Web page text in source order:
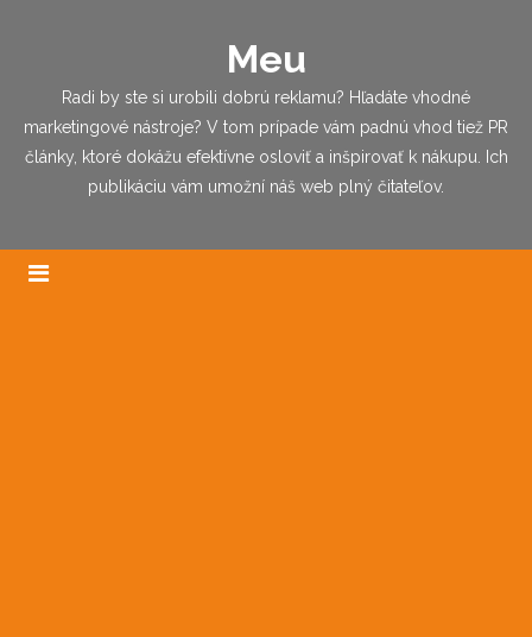
Meu
Radi by ste si urobili dobrú reklamu? Hľadáte vhodné
marketingové nástroje? V tom prípade vám padnú vhod tiež PR
články, ktoré dokážu efektívne osloviť a inšpirovať k nákupu. Ich
publikáciu vám umožní náš web plný čitateľov.